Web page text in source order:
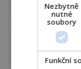
Nezbytně
nutné
soubory
Funkční